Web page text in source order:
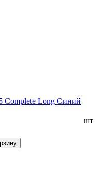
Complete Long Синий
шт